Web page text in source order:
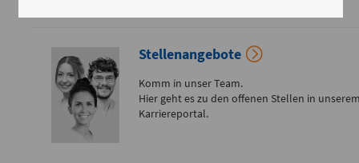
0371 - 333
24350
Gefäß- und
Thoraxhotline
Stellenangebote
Komm in unser Team.
Hier geht es zu den offenen Stellen in
Karriereportal.